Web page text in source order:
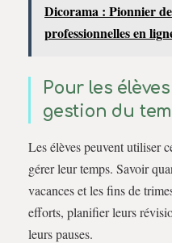
Dicorama : Pionnier
professionnelles en
Pour les
gestion du
Les élèves peuvent utiliser
gérer leur temps. Savoir
vacances et les fins de
efforts, planifier leurs
leurs pauses.